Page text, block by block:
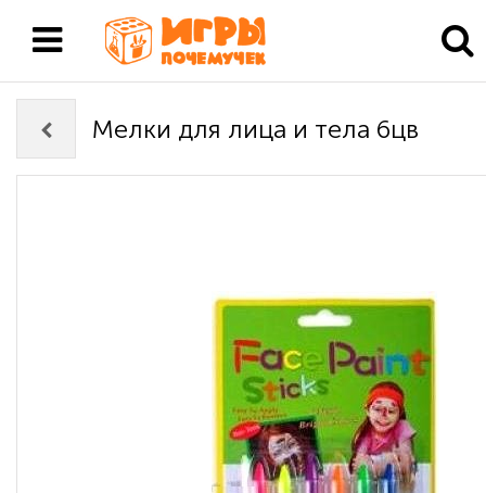
Мелки для лица и тела 6цв